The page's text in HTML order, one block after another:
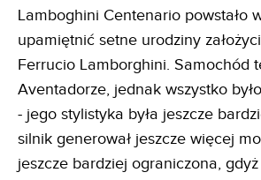
Lamboghini Centenario powstało
upamiętnić setne urodziny
Ferrucio Lamborghini. Samochód
Aventadorze, jednak wszystko
- jego stylistyka była jeszcze
silnik generował jeszcze więcej
jeszcze bardziej ograniczona,